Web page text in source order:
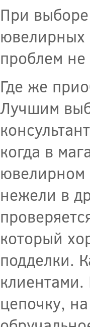
При
ювелирных
проблем
Где же
Лучшим
когда в
ювелирном
нежели в
который
подделки.
цепочку,